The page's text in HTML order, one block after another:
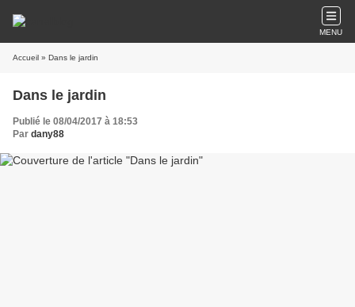
MENU
Accueil » Dans le jardin
Dans le jardin
Publié le 08/04/2017 à 18:53
Par dany88